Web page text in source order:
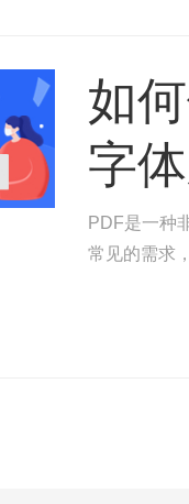
如
字
PDF是一种
常见的需求